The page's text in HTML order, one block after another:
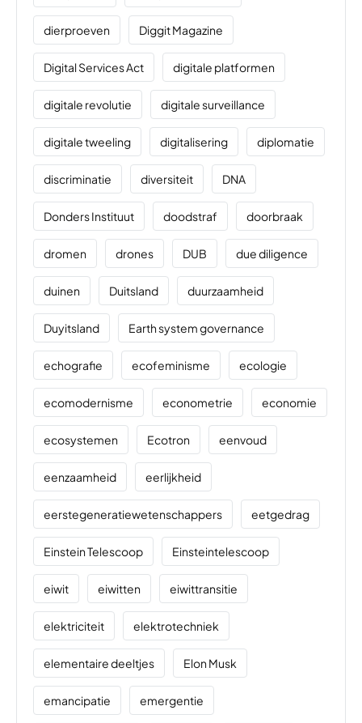
dierproeven Diggit Magazine
Digital Services Act digitale platformen
digitale revolutie digitale surveillance
digitale tweeling digitalisering diplomatie
discriminatie diversiteit DNA
Donders Instituut doodstraf doorbraak
dromen drones DUB due diligence
duinen Duitsland duurzaamheid
Duyitsland Earth system governance
echografie ecofeminisme ecologie
ecomodernisme econometrie economie
ecosystemen Ecotron eenvoud
eenzaamheid eerlijkheid
eerstegeneratiewetenschappers eetgedrag
Einstein Telescoop Einsteintelescoop
eiwit eiwitten eiwittransitie
elektriciteit elektrotechniek
elementaire deeltjes Elon Musk
emancipatie emergentie